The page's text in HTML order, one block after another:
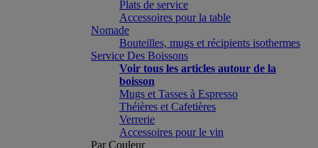
Plats de service
Accessoires pour la table
Nomade
Bouteilles, mugs et récipients isothermes
Service Des Boissons
Voir tous les articles autour de la
boisson
Mugs et Tasses à Espresso
Théières et Cafetières
Verrerie
Accessoires pour le vin
Par Couleur